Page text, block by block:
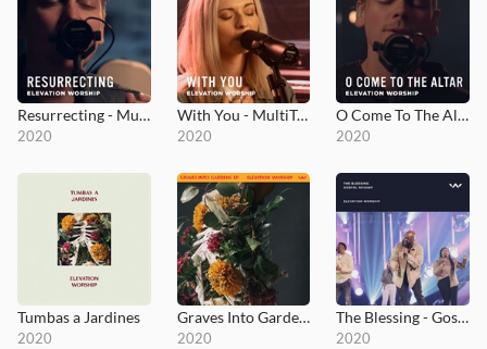
Resurrecting - MultiTracks.com Session
2020
With You - MultiTracks.com Session
2020
O Come To The Altar - MultiTracks.com Session
2020
Tumbas a Jardines
2020
Graves Into Gardens EP
2020
The Blessing - Gospel Revamp
2020